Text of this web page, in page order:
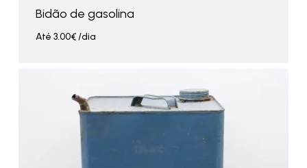
Bidão de gasolina
Até 3.00€/dia